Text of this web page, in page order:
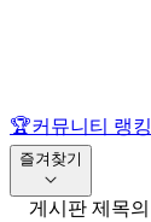
🏆커뮤니티 랭킹
즐겨찾기
게시판 제목의